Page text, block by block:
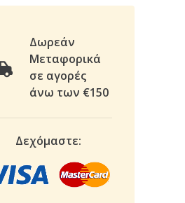
Δωρεάν
Μεταφορικά
σε αγορές
άνω των €150
Δεχόμαστε: